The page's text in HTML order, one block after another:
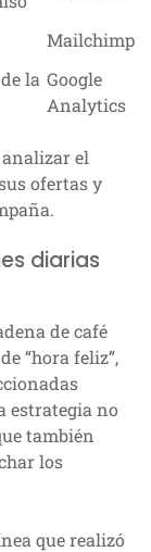
Mailchimp
la Google
Analytics
el
ofertas y
diarias
de café
“hora feliz”,
estrategia no
también
los
que realizó